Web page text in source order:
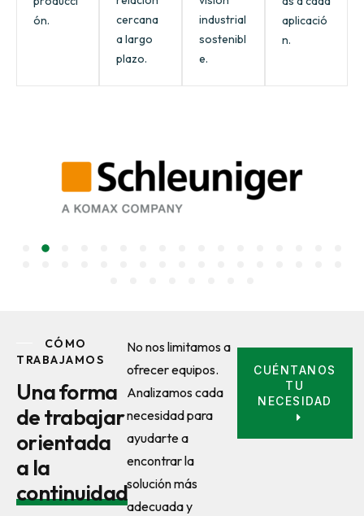
ón.
cercana
a largo
plazo.
industrial
sostenibl
e.
aplicació
n.
CÓMO
TRABAJAMOS
Una forma
de trabajar
orientada
a la
continuidad
No nos limitamos a
ofrecer equipos.
Analizamos cada
necesidad para
ayudarte a
encontrar la
solución más
adecuada y
CUÉNTANOS
TU
NECESIDAD